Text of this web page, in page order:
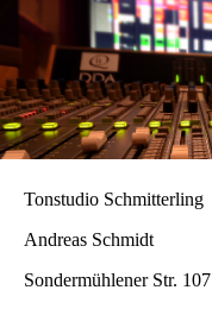
Tonstudio Schmitterling
Andreas Schmidt
Sondermühlener Str. 107